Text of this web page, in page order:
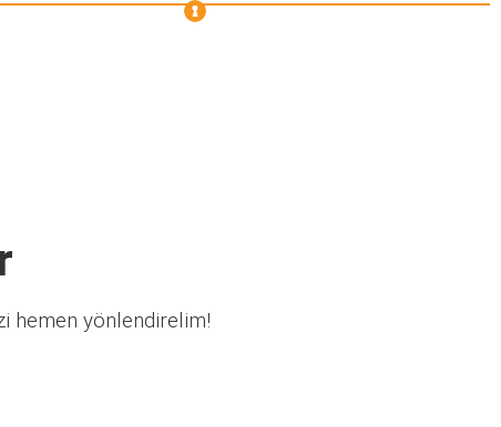
hemen yönlendirelim!